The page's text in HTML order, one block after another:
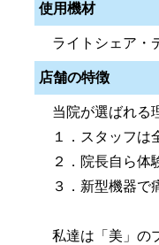
使用機材
ライトシェア・
店舗の特徴
当院が選ばれる
１．スタッフは
２．院長自ら体
３．新型機器で
私達は「美」の